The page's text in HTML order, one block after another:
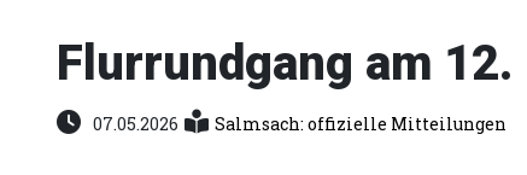
Flurrundgang am
07.05.2026 Salmsach: offizielle Mitteilungen